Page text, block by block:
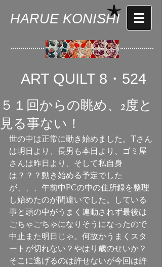
HARUE KONISHI
ART QUILT 8・524
５１回からの眺め、2度と
見る事ない！
世の中は正常に動き始めました。Tさん
は明日より、長男も本日より、ゴミ屋
さんは昨日より、そして私自身
は？？？動き始める予定でした
が、、、午前中PCの中の住所録を整理
し始めたのが間違いでした。している
事と頭の中がうまく連動されず最後は
ごちゃごちゃになりそうになったので
中止また明日じゃ。何故かうまくスタ
ートが切れない？やはり歳のせいか？
そこに逃げるのは許せないが今回は許